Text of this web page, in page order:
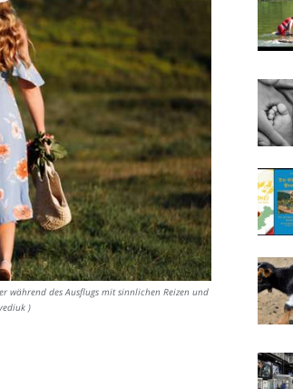
während des Ausflugs mit sinnlichen Reizen und
)